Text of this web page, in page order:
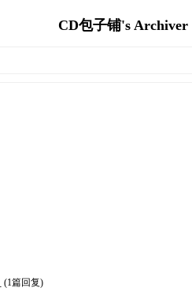
CD包子铺's Archiver
(1篇回复)